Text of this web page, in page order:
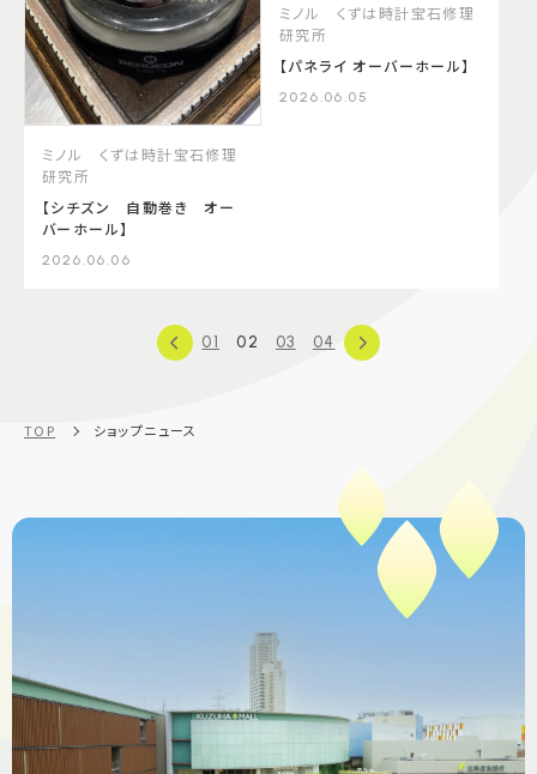
ミノル くずは時計宝石修理
研究所
【シチズン 自動巻き オー
バーホール】
2026.06.06
ミノル くずは時計宝石修理
研究所
【パネライ オーバーホール】
2026.06.05
01 02 03 04
TOP ショップニュース